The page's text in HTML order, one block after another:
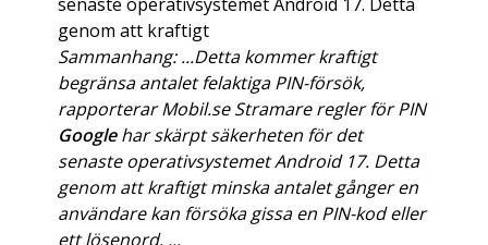
genom att kraftigt
Sammanhang: ...Detta kommer kraftigt
begränsa antalet felaktiga PIN-försök,
rapporterar Mobil.se Stramare regler för PIN
Googlehar skärpt säkerheten för det
senaste operativsystemet Android 17. Detta
genom att kraftigt minska antalet gånger en
användare kan försöka gissa en PIN-kod eller
ett lösenord. ...